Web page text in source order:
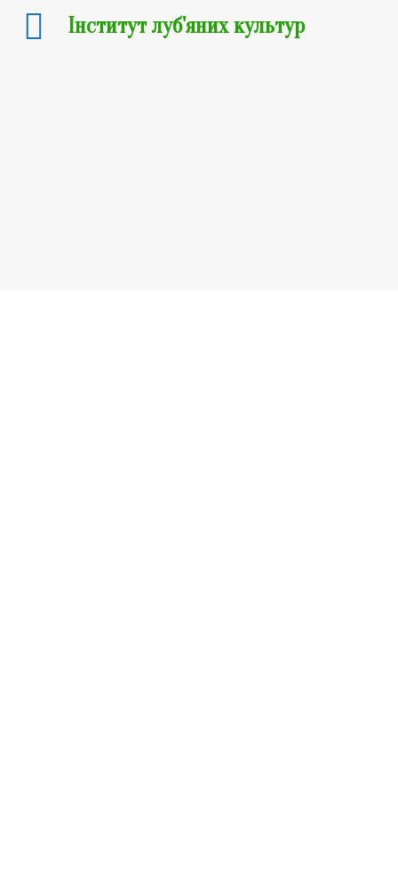
Інститут луб'яних культур